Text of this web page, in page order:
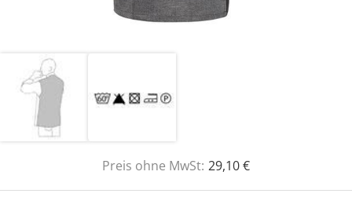
Preis ohne MwSt: 29,10 €